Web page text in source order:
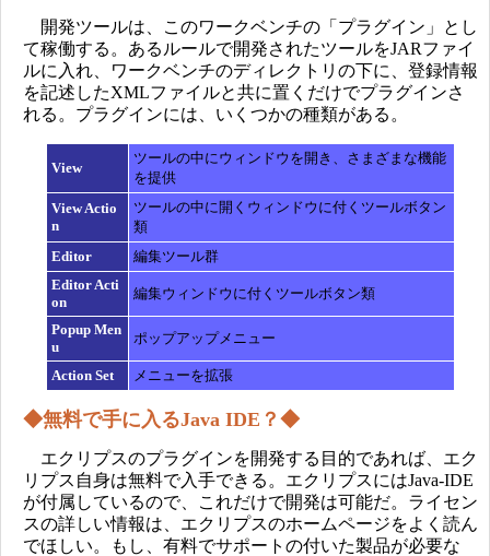
開発ツールは、このワークベンチの「プラグイン」とし
て稼働する。あるルールで開発されたツールをJARファイ
ルに入れ、ワークベンチのディレクトリの下に、登録情報
を記述したXMLファイルと共に置くだけでプラグインさ
れる。プラグインには、いくつかの種類がある。
View
ツールの中にウィンドウを開き、さまざまな機能
を提供
View Actio
n
ツールの中に開くウィンドウに付くツールボタン
類
Editor
編集ツール群
Editor Acti
on
編集ウィンドウに付くツールボタン類
Popup Men
u
ポップアップメニュー
Action Set メニューを拡張
◆無料で手に入るJava IDE？◆
エクリプスのプラグインを開発する目的であれば、エク
リプス自身は無料で入手できる。エクリプスにはJava-IDE
が付属しているので、これだけで開発は可能だ。ライセン
スの詳しい情報は、エクリプスのホームページをよく読ん
でほしい。もし、有料でサポートの付いた製品が必要な